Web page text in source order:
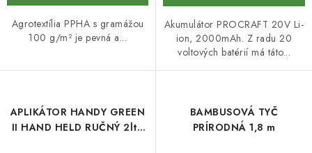
Agrotextília PPHA s gramážou
100 g/m² je pevná a...
Akumulátor PROCRAFT 20V Li-
ion, 2000mAh. Z radu 20
voltových batérií má táto...
APLIKÁTOR HANDY GREEN
II HAND HELD RUČNÝ 2ltr.
BAMBUSOVÁ TYČ
PRÍRODNÁ 1,8 m